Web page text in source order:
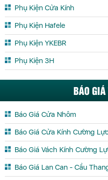
Phụ Kiện Cửa Kính
Phụ Kiện Hafele
Phụ Kiện YKEBR
Phụ Kiện 3H
BÁO
Báo Giá Cửa Nhôm
Báo Giá Cửa Kính Cường
Báo Giá Vách Kính Cường
Báo Giá Lan Can - Cầu